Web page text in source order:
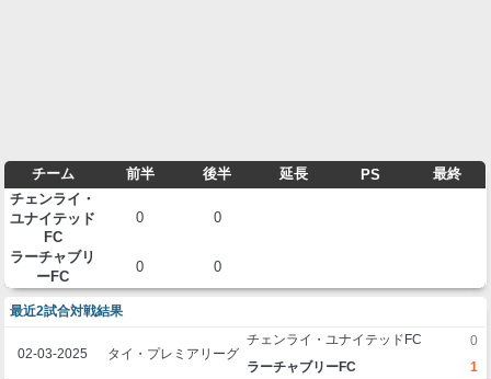
チーム 前半 後半 延長 PS
最終
チェンライ・
ユナイテッド
FC
0 0
ラーチャブリ
ーFC
0 0
最近2試合対戦結果
02-03-2025 タイ・プレミアリーグ
チェンライ・ユナイテッドFC
0
ラーチャブリーFC
1